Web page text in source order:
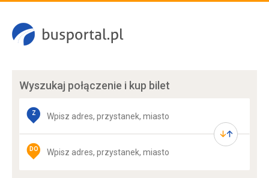
Wyszukaj połączenie i kup bilet
Z
DO